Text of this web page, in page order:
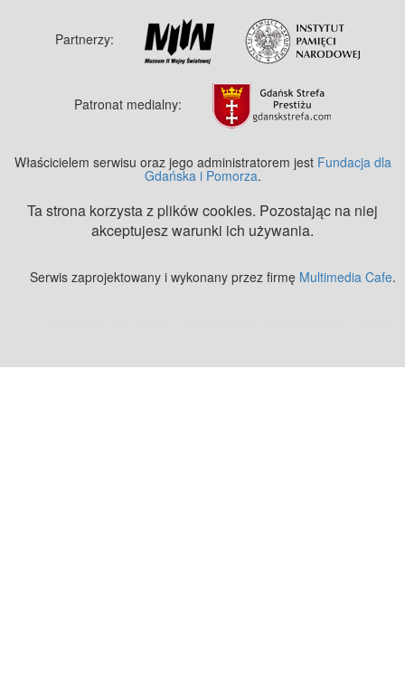
Partnerzy:
Patronat medialny:
Właścicielem serwisu oraz jego administratorem jest Fundacja dla
Gdańska i Pomorza.
Ta strona korzysta z plików cookies. Pozostając na niej
akceptujesz warunki ich używania.
Serwis zaprojektowany i wykonany przez firmę Multimedia Cafe.